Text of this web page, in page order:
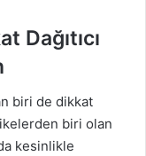
Dağıtıcı
biri de dikkat
biri olan
kesinlikle